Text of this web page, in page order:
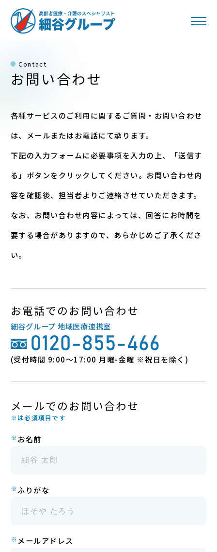
Contact
お問い合わせ
各種サービスのご利用に関するご質問・お問い合わせ
は、メールまたはお電話にて承ります。
下記の入力フォームに必要事項を入力の上、「送信す
る」ボタンをクリックしてください。 お問い合わせ内
容を確認後、担当者よりご連絡させていただきます。
なお、お問い合わせ内容によっては、回答にお時間を
要する場合がありますので、あらかじめご了承くださ
い。
お電話でのお問い合わせ
細谷グループ 地域医療連携室
(受付時間 9:00～17:00 月曜-金曜 ※祝日を除く)
メールでのお問い合わせ
※は必須項目です
※ お名前
※ふりがな
※ メールアドレス